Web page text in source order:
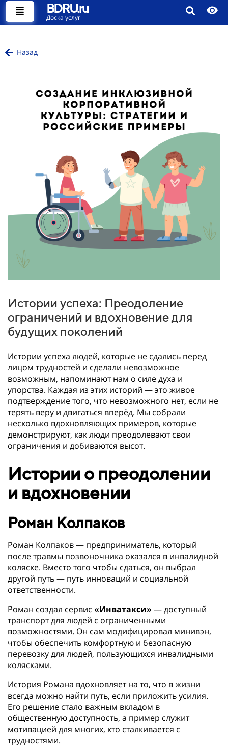
BDRU.ru
Доска услуг
Назад
Истории успеха: Преодоление
ограничений и вдохновение для
будущих поколений
Истории успеха людей, которые не сдались перед
лицом трудностей и сделали невозможное
возможным, напоминают нам о силе духа и
упорства. Каждая из этих историй — это живое
подтверждение того, что невозможного нет, если не
терять веру и двигаться вперёд. Мы собрали
несколько вдохновляющих примеров, которые
демонстрируют, как люди преодолевают свои
ограничения и добиваются высот.
Истории о преодолении
и вдохновении
Роман Колпаков
Роман Колпаков — предприниматель, который
после травмы позвоночника оказался в инвалидной
коляске. Вместо того чтобы сдаться, он выбрал
другой путь — путь инноваций и социальной
ответственности.
Роман создал сервис «Инватакси» — доступный
транспорт для людей с ограниченными
возможностями. Он сам модифицировал минивэн,
чтобы обеспечить комфортную и безопасную
перевозку для людей, пользующихся инвалидными
колясками.
История Романа вдохновляет на то, что в жизни
всегда можно найти путь, если приложить усилия.
Его решение стало важным вкладом в
общественную доступность, а пример служит
мотивацией для многих, кто сталкивается с
трудностями.